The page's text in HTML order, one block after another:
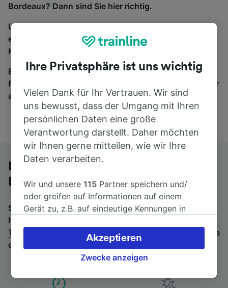
Bordeaux? Dann sind Sie hier richtig.
Um Bustickets zu finden, starten Sie einfach oben
eine Suche und wir vergleichen Fahrtzeiten und
Kosten für Bahn- und Busreisen miteinander.
Egal, wohin die Reise geht – starten Sie mit uns.
Finden Sie hier Fahrkarten für Verbindungen von mehr
als 170 Bahn- und Busunternehmen.
Mit dem Fernbus von Toulon nach
Bordeaux
Suchen Sie nach einem Rückfahrtticket? Dann bitte
hier entlang:
Toulon
Wenn Sie lieber mit dem Zug fahren, prüfen Sie
die
Züge von Toulon bis Bordeaux
Ihre Privatsphäre ist uns wichtig
Vielen Dank für Ihr Vertrauen. Wir sind
uns bewusst, dass der Umgang mit Ihren
persönlichen Daten eine große
Verantwortung darstellt. Daher möchten
wir Ihnen gerne mitteilen, wie wir Ihre
Daten verarbeiten.
Wir und unsere115 Partner speichern und/
oder greifen auf Informationen auf einem
Gerät zu, z.B. auf eindeutige Kennungen in
verarbeiten. Sie können Ihre Präferenzen
akzeptieren oder verwalten, einschließlich
Ihres Widerspruchsrechts bei berechtigtem
besuchen Sie jederzeit die Seite der
Zwecke anzeigen
Akzeptieren